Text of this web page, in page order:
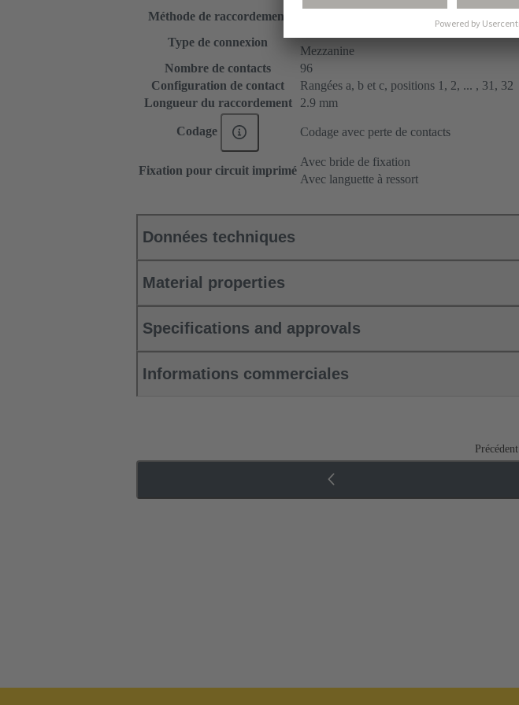
Méthode de raccordement
Type de connexion
Mezzanine
Nombre de contacts
96
Configuration de contact
Rangées a, b et c, positions 1, 2, ... , 31, 32
Longueur du raccordement
2.9 mm
Codage Codage avec perte de contacts
Fixation pour circuit imprimé
Avec bride de fixation
Avec languette à ressort
Données techniques
Material properties
Specifications and approvals
Informations commerciales
Précédent